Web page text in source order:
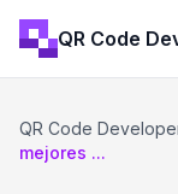
QR Code
QR Code
mejores ...